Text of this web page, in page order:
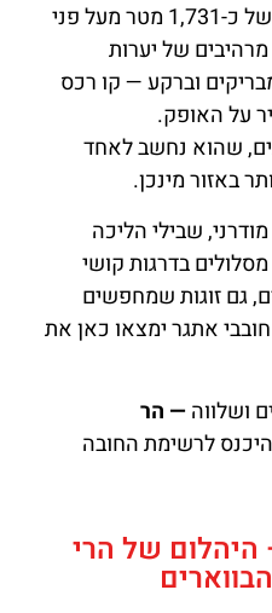
הרצוגשטנד מתנשא לגובה של כ-1,731 מטר מעל פני
של יערות
וברקע — קו רכס
על האופק.
שהוא נחשב לאחד
באזור מינכן.
שבילי הליכה
בדרגות קושי
גם זוגות שמחפשים
חובבי אתגר ימצאו כאן את
ושלווה— הר
לרשימת החובה
היהלום של הרי